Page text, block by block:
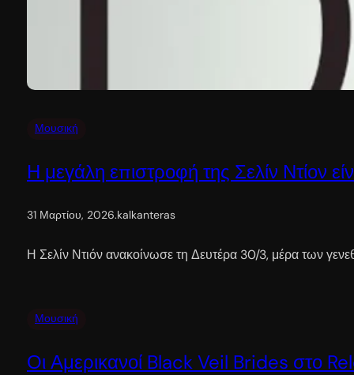
Μουσική
Η μεγάλη επιστροφή της Σελίν Ντίον
31 Μαρτίου, 2026.kalkanteras
Η Σελίν Ντιόν ανακοίνωσε τη Δευτέρα 30/3, μέρα των
Μουσική
Οι Αμερικανοί Black Veil Brides στο